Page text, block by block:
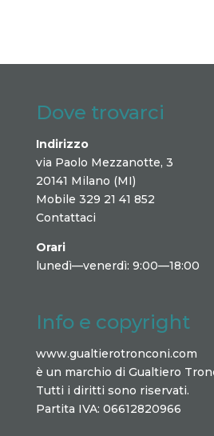
Dove trovarci
Indirizzo
via Paolo Mezzanotte, 3
20141 Milano (MI)
Mobile 329 21 41 852
Contattaci
Orari
lunedì—venerdì: 9:00—18:00
Info e copyright
www.gualtierotronconi.com
è un marchio di Gualtiero
Tutti i diritti sono riservati.
Partita IVA: 06612820966